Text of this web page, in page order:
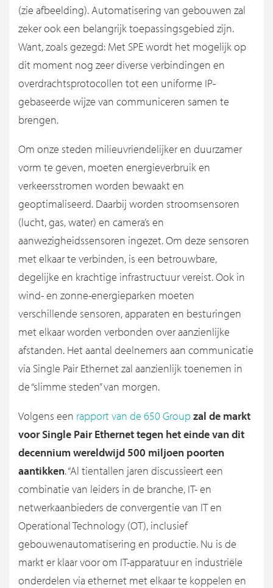
(zie afbeelding). Automatisering van gebouwen zal
zeker ook een belangrijk toepassingsgebied zijn.
Want, zoals gezegd: Met SPE wordt het mogelijk op
dit moment nog zeer diverse verbindingen en
overdrachtsprotocollen tot een uniforme IP-
gebaseerde wijze van communiceren samen te
brengen.
Om onze steden milieuvriendelijker en duurzamer
vorm te geven, moeten energieverbruik en
verkeersstromen worden bewaakt en
geoptimaliseerd. Daarbij worden stroomsensoren
(lucht, gas, water) en camera’s en
aanwezigheidssensoren ingezet. Om deze sensoren
met elkaar te verbinden, is een betrouwbare,
degelijke en krachtige infrastructuur vereist. Ook in
wind- en zonne-energieparken moeten
verschillende sensoren, apparaten en besturingen
met elkaar worden verbonden over aanzienlijke
afstanden. Het aantal deelnemers aan communicatie
via Single Pair Ethernet zal aanzienlijk toenemen in
de “slimme steden” van morgen.
Volgens een rapport van de 650 Groupzal de markt
voor Single Pair Ethernet tegen het einde van dit
decennium wereldwijd 500 miljoen poorten
aantikken. “Al tientallen jaren discussieert een
combinatie van leiders in de branche, IT- en
netwerkaanbieders de convergentie van IT en
Operational Technology (OT), inclusief
gebouwenautomatisering en productie. Nu is de
markt er klaar voor om IT-apparatuur en industriële
onderdelen via ethernet met elkaar te koppelen en